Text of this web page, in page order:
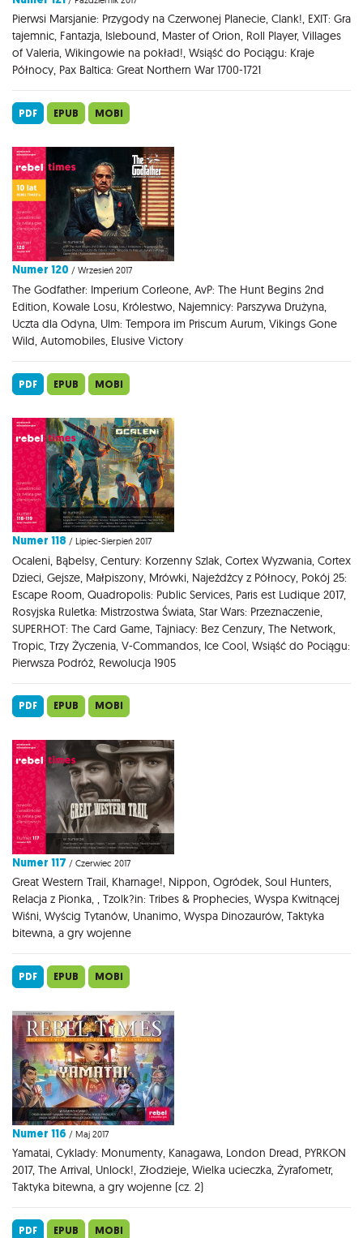
Pierwsi Marsjanie: Przygody na Czerwonej Planecie, Clank!, EXIT: Gra
tajemnic, Fantazja, Islebound, Master of Orion, Roll Player, Villages
of Valeria, Wikingowie na pokład!, Wsiąść do Pociągu: Kraje
Północy, Pax Baltica: Great Northern War 1700-1721
PDF EPUB MOBI
Numer 120 / Wrzesień 2017
The Godfather: Imperium Corleone, AvP: The Hunt Begins 2nd
Edition, Kowale Losu, Królestwo, Najemnicy: Parszywa Drużyna,
Uczta dla Odyna, Ulm: Tempora im Priscum Aurum, Vikings Gone
Wild, Automobiles, Elusive Victory
PDF EPUB MOBI
Numer 118 / Lipiec-Sierpień 2017
Ocaleni, Bąbelsy, Century: Korzenny Szlak, Cortex Wyzwania, Cortex
Dzieci, Gejsze, Małpiszony, Mrówki, Najeźdźcy z Północy, Pokój 25:
Escape Room, Quadropolis: Public Services, Paris est Ludique 2017,
Rosyjska Ruletka: Mistrzostwa Świata, Star Wars: Przeznaczenie,
SUPERHOT: The Card Game, Tajniacy: Bez Cenzury, The Network,
Tropic, Trzy Życzenia, V-Commandos, Ice Cool, Wsiąść do Pociągu:
Pierwsza Podróż, Rewolucja 1905
PDF EPUB MOBI
Numer 117 / Czerwiec 2017
Great Western Trail, Kharnage!, Nippon, Ogródek, Soul Hunters,
Relacja z Pionka, , Tzolk?in: Tribes & Prophecies, Wyspa Kwitnącej
Wiśni, Wyścig Tytanów, Unanimo, Wyspa Dinozaurów, Taktyka
bitewna, a gry wojenne
PDF EPUB MOBI
Numer 116 / Maj 2017
Yamatai, Cyklady: Monumenty, Kanagawa, London Dread, PYRKON
2017, The Arrival, Unlock!, Złodzieje, Wielka ucieczka, Żyrafometr,
Taktyka bitewna, a gry wojenne (cz. 2)
PDF EPUB MOBI